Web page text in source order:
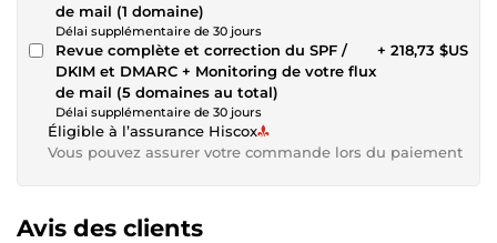
de mail (1 domaine)
Délai supplémentaire de 30 jours
Revue complète et correction du SPF /
DKIM et DMARC + Monitoring de votre flux
de mail (5 domaines au total)
Délai supplémentaire de 30 jours
+ 218,73 $US
Éligible à l’assurance Hiscox
Vous pouvez assurer votre commande lors du paiement
Avis des clients